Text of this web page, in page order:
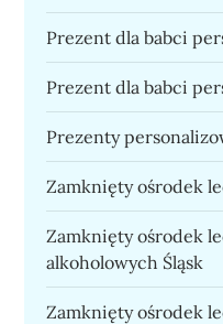
Prezent dla babci
Prezent dla babci
Prezenty
Zamknięty ośrodek
Zamknięty ośrodek
alkoholowych Śląsk
Zamknięty ośrodek